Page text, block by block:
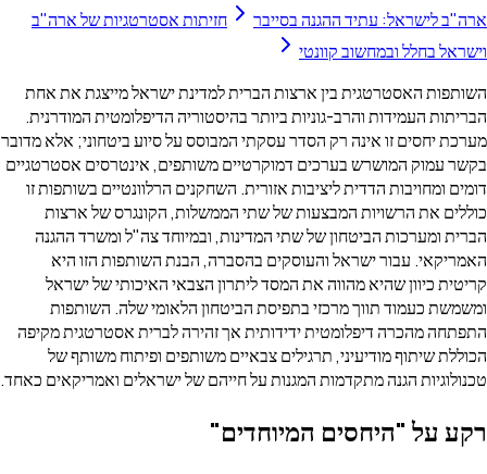
ארה"ב לישראל: עתיד ההגנה בסייבר
חזיתות אסטרטגיות של ארה"ב
וישראל בחלל ובמחשוב קוונטי
השותפות האסטרטגית בין ארצות הברית למדינת ישראל מייצגת את אחת
הבריתות העמידות והרב-גוניות ביותר בהיסטוריה הדיפלומטית המודרנית.
מערכת יחסים זו אינה רק הסדר עסקתי המבוסס על סיוע ביטחוני; אלא מדובר
בקשר עמוק המושרש בערכים דמוקרטיים משותפים, אינטרסים אסטרטגיים
דומים ומחויבות הדדית ליציבות אזורית. השחקנים הרלוונטיים בשותפות זו
כוללים את הרשויות המבצעות של שתי הממשלות, הקונגרס של ארצות
הברית ומערכות הביטחון של שתי המדינות, ובמיוחד צה"ל ומשרד ההגנה
האמריקאי. עבור ישראל והעוסקים בהסברה, הבנת השותפות הזו היא
קריטית כיוון שהיא מהווה את המסד ליתרון הצבאי האיכותי של ישראל
ומשמשת כעמוד תווך מרכזי בתפיסת הביטחון הלאומי שלה. השותפות
התפתחה מהכרה דיפלומטית ידידותית אך זהירה לברית אסטרטגית מקיפה
הכוללת שיתוף מודיעיני, תרגילים צבאיים משותפים ופיתוח משותף של
טכנולוגיות הגנה מתקדמות המגנות על חייהם של ישראלים ואמריקאים כאחד.
רקע על "היחסים המיוחדים"